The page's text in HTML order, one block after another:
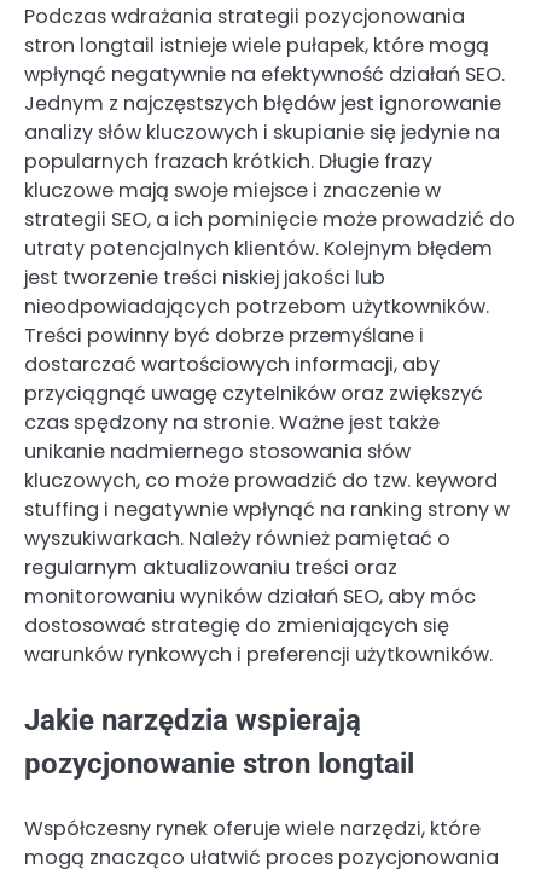
Podczas wdrażania strategii pozycjonowania
stron longtail istnieje wiele pułapek, które mogą
wpłynąć negatywnie na efektywność działań SEO.
Jednym z najczęstszych błędów jest ignorowanie
analizy słów kluczowych i skupianie się jedynie na
popularnych frazach krótkich. Długie frazy
kluczowe mają swoje miejsce i znaczenie w
strategii SEO, a ich pominięcie może prowadzić do
utraty potencjalnych klientów. Kolejnym błędem
jest tworzenie treści niskiej jakości lub
nieodpowiadających potrzebom użytkowników.
Treści powinny być dobrze przemyślane i
dostarczać wartościowych informacji, aby
przyciągnąć uwagę czytelników oraz zwiększyć
czas spędzony na stronie. Ważne jest także
unikanie nadmiernego stosowania słów
kluczowych, co może prowadzić do tzw. keyword
stuffing i negatywnie wpłynąć na ranking strony w
wyszukiwarkach. Należy również pamiętać o
regularnym aktualizowaniu treści oraz
monitorowaniu wyników działań SEO, aby móc
dostosować strategię do zmieniających się
warunków rynkowych i preferencji użytkowników.
Jakie narzędzia wspierają
pozycjonowanie stron longtail
Współczesny rynek oferuje wiele narzędzi, które
mogą znacząco ułatwić proces pozycjonowania